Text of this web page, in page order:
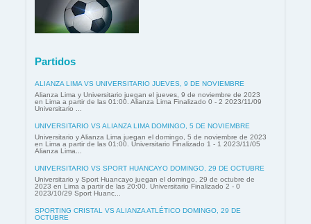
Partidos
ALIANZA LIMA VS UNIVERSITARIO JUEVES, 9 DE NOVIEMBRE
Alianza Lima y Universitario juegan el jueves, 9 de noviembre de 2023
en Lima a partir de las 01:00. Alianza Lima Finalizado 0 - 2 2023/11/09
Universitario ...
UNIVERSITARIO VS ALIANZA LIMA DOMINGO, 5 DE NOVIEMBRE
Universitario y Alianza Lima juegan el domingo, 5 de noviembre de 2023
en Lima a partir de las 01:00. Universitario Finalizado 1 - 1 2023/11/05
Alianza Lima...
UNIVERSITARIO VS SPORT HUANCAYO DOMINGO, 29 DE OCTUBRE
Universitario y Sport Huancayo juegan el domingo, 29 de octubre de
2023 en Lima a partir de las 20:00. Universitario Finalizado 2 - 0
2023/10/29 Sport Huanc...
SPORTING CRISTAL VS ALIANZA ATLÉTICO DOMINGO, 29 DE
OCTUBRE